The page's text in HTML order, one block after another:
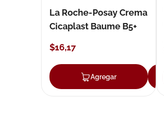
La Roche-Posay Crema
Cicaplast Baume B5+
$16,17
Agregar